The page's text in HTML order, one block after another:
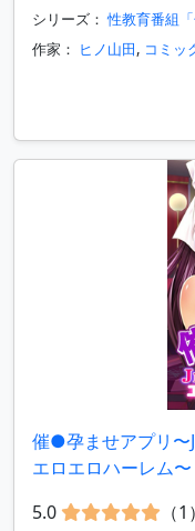
シリーズ：性教育番組
作家： ヒノ山田, コミッ
催●孕ませアプリ〜
エロエロハーレム〜
5.0
（1）